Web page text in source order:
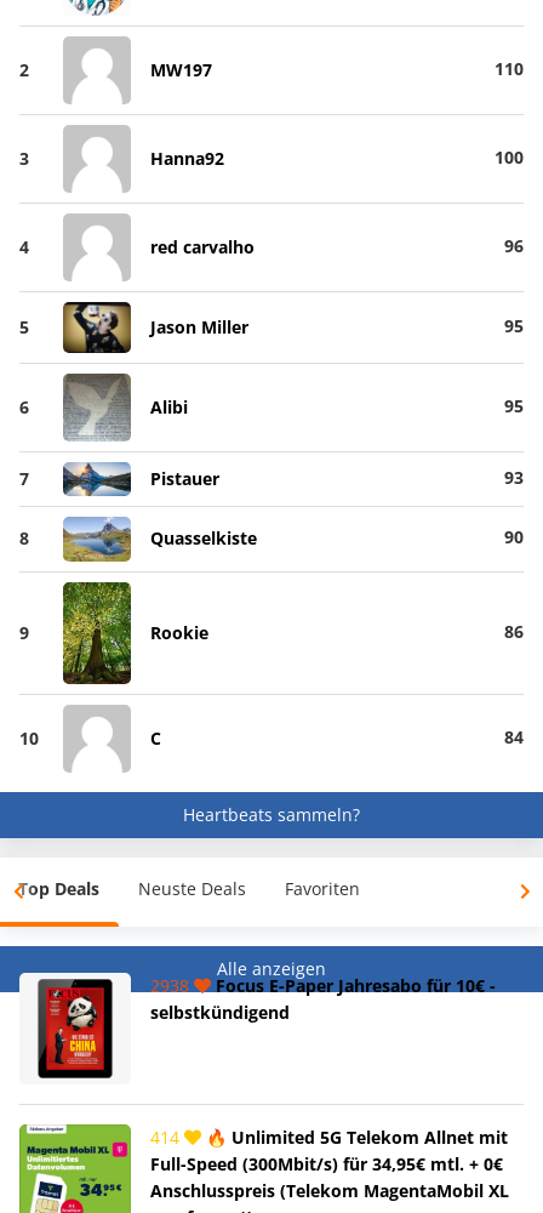
2 MW197 110
3 Hanna92 100
4 red carvalho 96
5 Jason Miller 95
6 Alibi 95
7 Pistauer 93
8 Quasselkiste 90
9 Rookie 86
10 C 84
Heartbeats sammeln?
Top Deals Neuste Deals Favoriten
Alle anzeigen
2938
Focus E-Paper Jahresabo für 10€ -
selbstkündigend
414
🔥 Unlimited 5G Telekom Allnet mit
Full-Speed (300Mbit/s) für 34,95€ mtl. + 0€
Anschlusspreis (Telekom MagentaMobil XL